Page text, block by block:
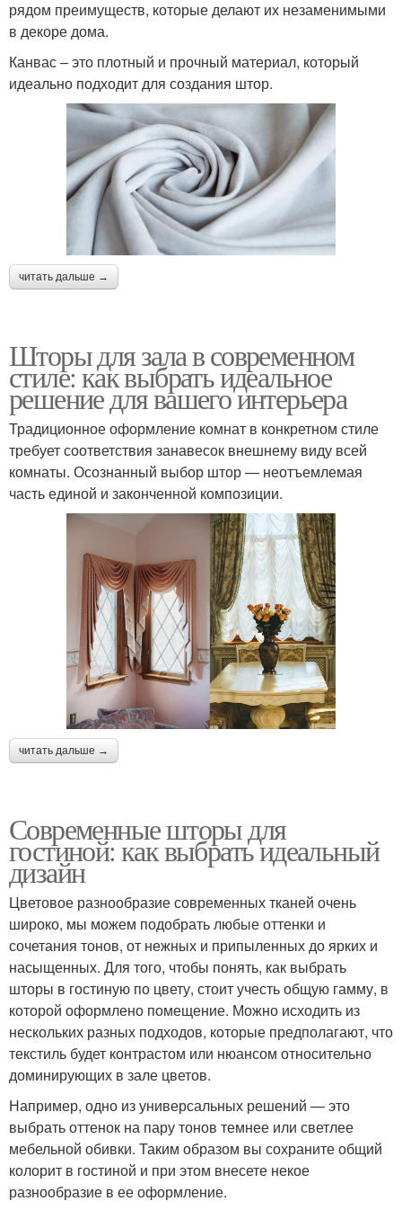
рядом преимуществ, которые делают их незаменимыми
в декоре дома.
Канвас – это плотный и прочный материал, который
идеально подходит для создания штор.
читать дальше →
Шторы для зала в современном
стиле: как выбрать идеальное
решение для вашего интерьера
Традиционное оформление комнат в конкретном стиле
требует соответствия занавесок внешнему виду всей
комнаты. Осознанный выбор штор — неотъемлемая
часть единой и законченной композиции.
читать дальше →
Современные шторы для
гостиной: как выбрать идеальный
дизайн
Цветовое разнообразие современных тканей очень
широко, мы можем подобрать любые оттенки и
сочетания тонов, от нежных и припыленных до ярких и
насыщенных. Для того, чтобы понять, как выбрать
шторы в гостиную по цвету, стоит учесть общую гамму, в
которой оформлено помещение. Можно исходить из
нескольких разных подходов, которые предполагают, что
текстиль будет контрастом или нюансом относительно
доминирующих в зале цветов.
Например, одно из универсальных решений — это
выбрать оттенок на пару тонов темнее или светлее
мебельной обивки. Таким образом вы сохраните общий
колорит в гостиной и при этом внесете некое
разнообразие в ее оформление.